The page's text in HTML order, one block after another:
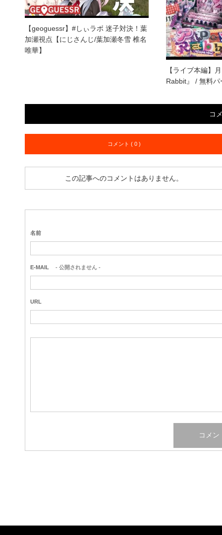
【geoguessr】#しぃラボ 迷子対決！葉
加瀬視点【にじさんじ/葉加瀬冬雪 椎名
唯華】
【ライブ本編】
Rabbit』 / 無料
コ
コメント ( 0 )
この記事へのコメントはありません。
名前
E-MAIL - 公開されません -
URL